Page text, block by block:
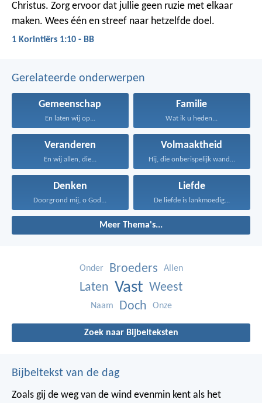
Christus. Zorg ervoor dat jullie geen ruzie met elkaar
maken. Wees één en streef naar hetzelfde doel.
1 Korintiërs 1:10 - BB
Gerelateerde onderwerpen
Gemeenschap
En laten wij op...
Familie
Wat ik u heden...
Veranderen
En wij allen, die...
Volmaaktheid
Hij, die onberispelijk wandelt...
Denken
Doorgrond mij, o God...
Liefde
De liefde is lankmoedig...
Meer Thema's...
Onder Broeders Allen
Laten Vast Weest
Naam Doch Onze
Zoek naar Bijbelteksten
Bijbeltekst van de dag
Zoals gij de weg van de wind evenmin kent als het